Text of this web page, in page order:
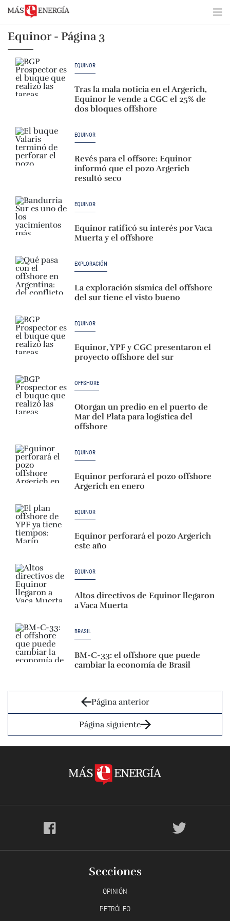
Equinor - Página 3
EQUINOR
Tras la mala noticia en el Argerich,
Equinor le vende a CGC el 25% de
dos bloques offshore
EQUINOR
Revés para el offsore: Equinor
informó que el pozo Argerich
resultó seco
EQUINOR
Equinor ratificó su interés por Vaca
Muerta y el offshore
EXPLORACIÓN
La exploración sísmica del offshore
del sur tiene el visto bueno
EQUINOR
Equinor, YPF y CGC presentaron el
proyecto offshore del sur
OFFSHORE
Otorgan un predio en el puerto de
Mar del Plata para logística del
offshore
EQUINOR
Equinor perforará el pozo offshore
Argerich en enero
EQUINOR
Equinor perforará el pozo Argerich
este año
EQUINOR
Altos directivos de Equinor llegaron
a Vaca Muerta
BRASIL
BM-C-33: el offshore que puede
cambiar la economía de Brasil
Página anterior
Página siguiente
Secciones
OPINIÓN
PETRÓLEO